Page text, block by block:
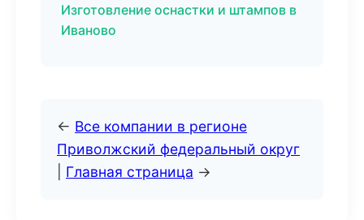
Изготовление оснастки и штампов в
Иваново
← Все компании в регионе
Приволжский федеральный округ
Главная страница →